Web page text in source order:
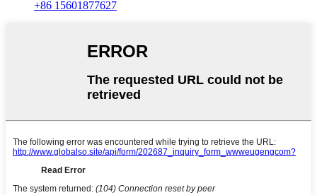
+86 15601877627